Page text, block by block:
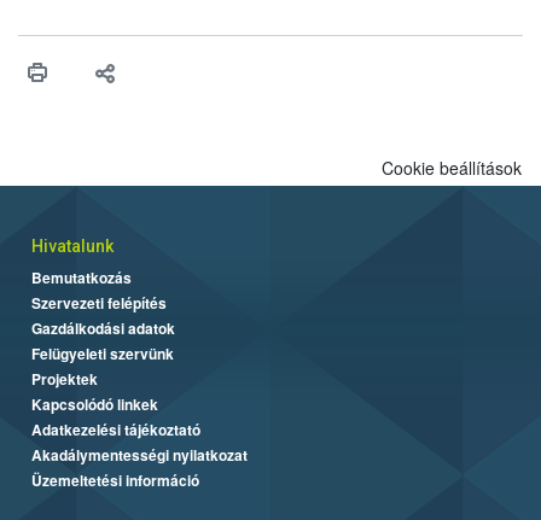
érésű szőlőkben is legyen lehetőség a károsító elleni további
felhasználók számára is elérhető és ökológiai termesztésben is
Cookie beállítások
Hivatalunk
Bemutatkozás
Szervezeti felépítés
Gazdálkodási adatok
Felügyeleti szervünk
Projektek
Kapcsolódó linkek
Adatkezelési tájékoztató
Akadálymentességi nyilatkozat
Üzemeltetési információ